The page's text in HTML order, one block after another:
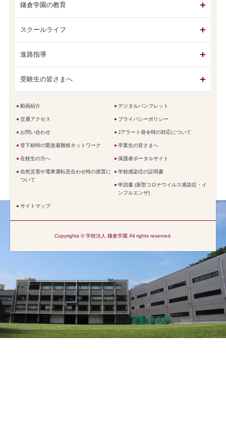
鎌倉学園の教育
スクールライフ
進路指導
受験生の皆さまへ
動画紹介 デジタルパンフレット
交通アクセス プライバシーポリシー
お問い合わせ Jアラート発令時の対応について
登下校時の緊急避難校ネットワーク 卒業生の皆さまへ
在校生の方へ 保護者ポータルサイト
自然災害や電車運転見合わせ時の措置に
ついて
学校感染症の証明書
申請書 (新型コロナウイルス感染症・イ
ンフルエンザ)
サイトマップ
Copyrights © 学校法人 鎌倉学園 All rights reserved.